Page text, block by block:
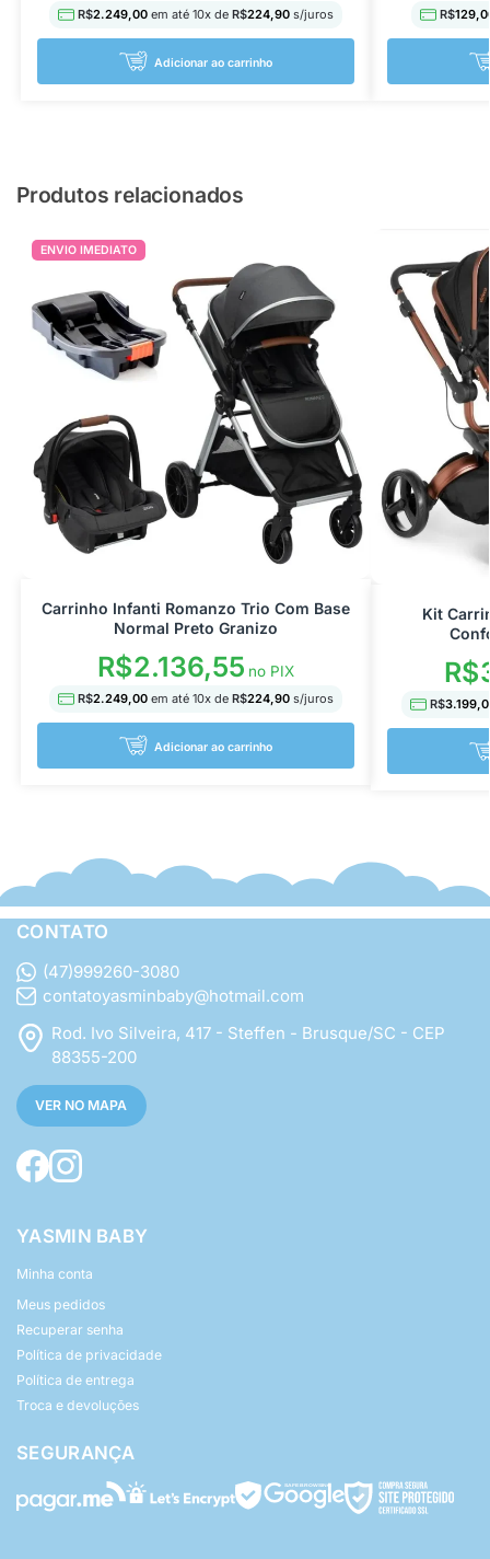
R$2.249,00 em até 10x de R$224,90s/juros
Adicionar ao carrinho
R$
Produtos relacionados
ENVIO IMEDIATO
Carrinho Infanti Romanzo Trio Com Base
Normal Preto Granizo
R$2.136,55no PIX
R$2.249,00 em até 10x de R$224,90s/juros
Adicionar ao carrinho
Kit
R$
R$
CONTATO
(47)999260-3080
contatoyasminbaby@hotmail.com
Rod. Ivo Silveira, 417 - Steffen - Brusque/SC - CEP
88355-200
VER NO MAPA
YASMIN BABY
Minha conta
Meus pedidos
Recuperar senha
Política de privacidade
Política de entrega
Troca e devoluções
SEGURANÇA